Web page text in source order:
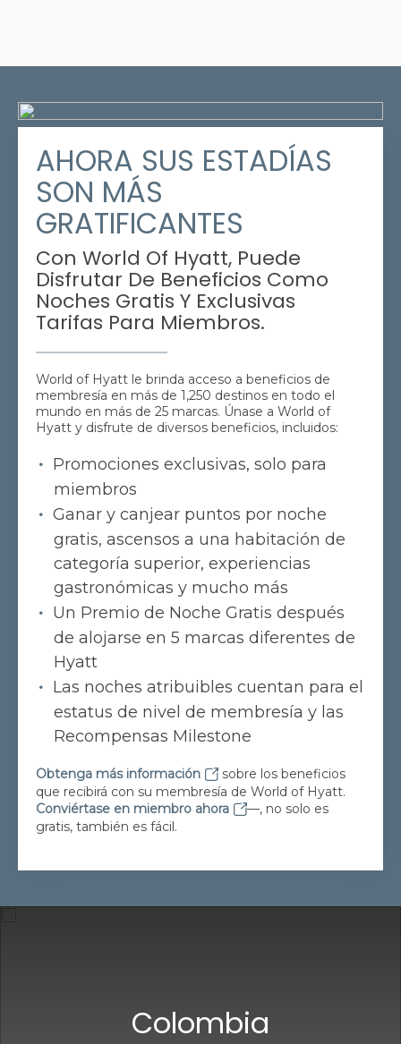
AHORA SUS ESTADÍAS
SON MÁS
GRATIFICANTES
Con World Of Hyatt, Puede
Disfrutar De Beneficios Como
Noches Gratis Y Exclusivas
Tarifas Para Miembros.
World of Hyatt le brinda acceso a beneficios de
membresía en más de 1,250 destinos en todo el
mundo en más de 25 marcas. Únase a World of
Hyatt y disfrute de diversos beneficios, incluidos:
Promociones exclusivas, solo para
miembros
Ganar y canjear puntos por noche
gratis, ascensos a una habitación de
categoría superior, experiencias
gastronómicas y mucho más
Un Premio de Noche Gratis después
de alojarse en 5 marcas diferentes de
Hyatt
Las noches atribuibles cuentan para el
estatus de nivel de membresía y las
Recompensas Milestone
Obtenga más información
sobre los beneficios
que recibirá con su membresía de World of Hyatt.
Conviértase en miembro ahora
—, no solo es
gratis, también es fácil.
Colombia